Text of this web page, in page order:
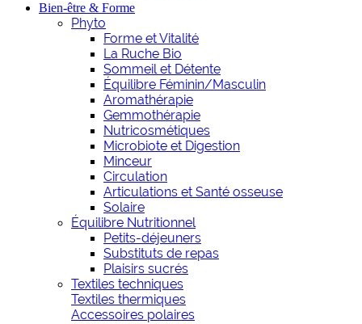
Bien-être & Forme
Phyto
Forme et Vitalité
La Ruche Bio
Sommeil et Détente
Équilibre Féminin/Masculin
Aromathérapie
Gemmothérapie
Nutricosmétiques
Microbiote et Digestion
Minceur
Circulation
Articulations et Santé osseuse
Solaire
Équilibre Nutritionnel
Petits-déjeuners
Substituts de repas
Plaisirs sucrés
Textiles techniques
Textiles thermiques
Accessoires polaires